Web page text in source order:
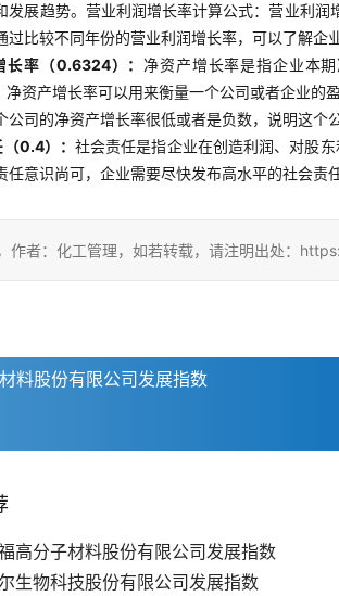
发展趋势。营业利润增长率计算公式：营业利
过比较不同年份的营业利润增长率，可以了解
长率（0.6324）： 净资产增长率是指企业本
净资产增长率可以用来衡量一个公司或者企业的
公司的净资产增长率很低或者是负数，说明这
0.4）： 社会责任是指企业在创造利润、对股
任意识尚可，企业需要尽快发布高水平的社会责
作者：化工管理，如若转载，请注明出处：
料股份有限公司发展指数
高分子材料股份有限公司发展指数
生物科技股份有限公司发展指数